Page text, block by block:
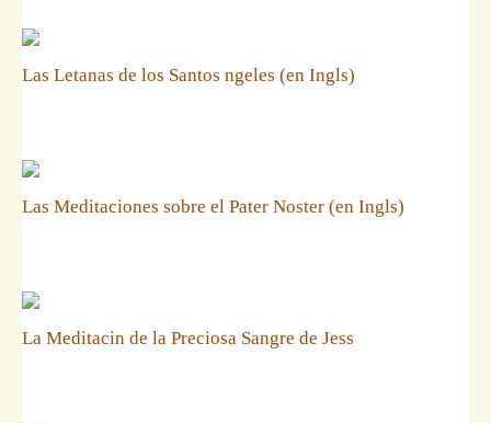
Las Letanas de los Santos ngeles (en Ingls)
Las Meditaciones sobre el Pater Noster (en Ingls)
La Meditacin de la Preciosa Sangre de Jess